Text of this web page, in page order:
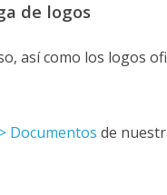
de logos
así como los logos
Documentos de